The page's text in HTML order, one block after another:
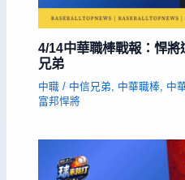
4/14中華職棒戰報：悍將
兄弟
中職 / 中信兄弟, 中華職棒, 中
富邦悍將